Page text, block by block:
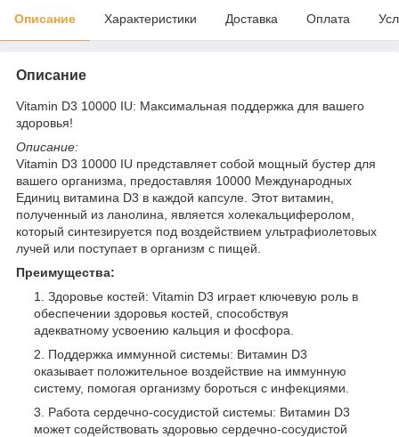
Описание Характеристики Доставка Оплата
Описание
Vitamin D3 10000 IU: Максимальная поддержка для вашего
здоровья!
Описание:
Vitamin D3 10000 IU представляет собой мощный бустер для
вашего организма, предоставляя 10000 Международных
Единиц витамина D3 в каждой капсуле. Этот витамин,
полученный из ланолина, является холекальциферолом,
который синтезируется под воздействием ультрафиолетовых
лучей или поступает в организм с пищей.
Преимущества:
Здоровье костей: Vitamin D3 играет ключевую роль в
обеспечении здоровья костей, способствуя
адекватному усвоению кальция и фосфора.
Поддержка иммунной системы: Витамин D3
оказывает положительное воздействие на иммунную
систему, помогая организму бороться с инфекциями.
Работа сердечно-сосудистой системы: Витамин D3
может содействовать здоровью сердечно-сосудистой